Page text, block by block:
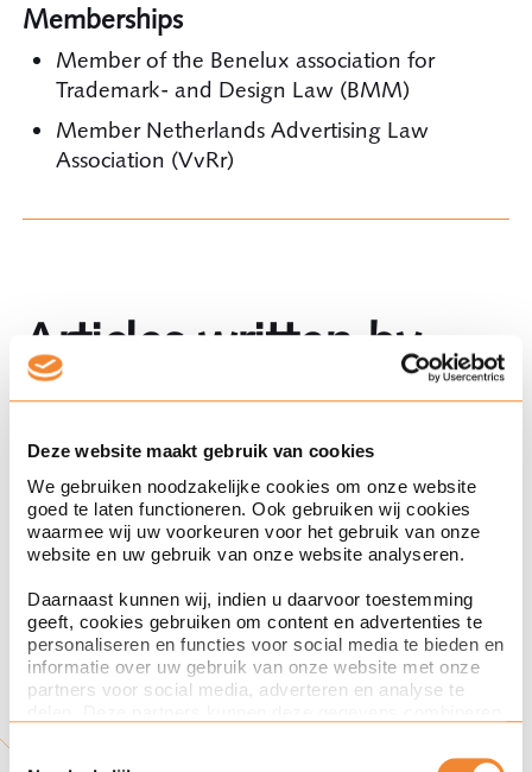
Deze website maakt gebruik van cookies
We gebruiken noodzakelijke cookies om onze website
goed te laten functioneren. Ook gebruiken wij cookies
waarmee wij uw voorkeuren voor het gebruik van onze
website en uw gebruik van onze website analyseren.
Daarnaast kunnen wij, indien u daarvoor toestemming
geeft, cookies gebruiken om content en advertenties te
personaliseren en functies voor social media te bieden en
informatie over uw gebruik van onze website met onze
partners voor social media, adverteren en analyse te
ze hebben verzameld op basis van uw gebruik van hun
Toestemmingsselectie
Memberships
Member of the Benelux association for
Trademark- and Design Law (BMM)
Member Netherlands Advertising Law
Association (VvRr)
Articles written by
Evianne
intellectual property rights
03 Apr '25
Does the ruling of the Court of
Justice of the European Union of